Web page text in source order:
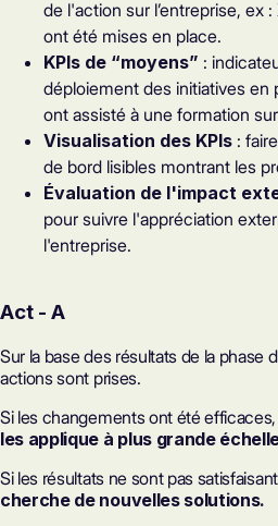
de l'action sur l’entreprise, ex
ont été mises en place.
KPIs de “moyens” :
déploiement des initiatives en
ont assisté à une formation
Visualisation des KPIs :
de bord lisibles montrant les
Évaluation de l'impact
pour suivre l'appréciation
l'entreprise.
Act - A
Sur la base des résultats de la phase
actions sont prises.
Si les changements ont été efficaces,
les applique à plus grande
Si les résultats ne sont pas
cherche de nouvelles solutions.